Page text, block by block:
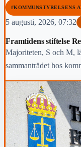
#KOMMUNSTYRELSENS
5 augusti, 2026, 07:32
Framtidens stiftelse
Majoriteten, S och M,
sammanträdet hos